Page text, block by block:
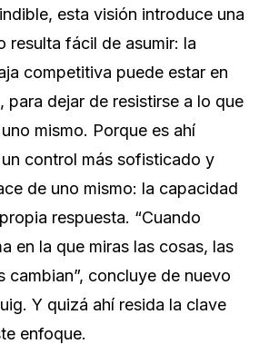
esta visión introduce una
resulta fácil de asumir: la
competitiva puede estar en
para dejar de resistirse a lo que
mismo. Porque es ahí
control más sofisticado y
de uno mismo: la capacidad
respuesta. “Cuando
en la que miras las cosas, las
cambian”, concluye de nuevo
Y quizá ahí resida la clave
enfoque.